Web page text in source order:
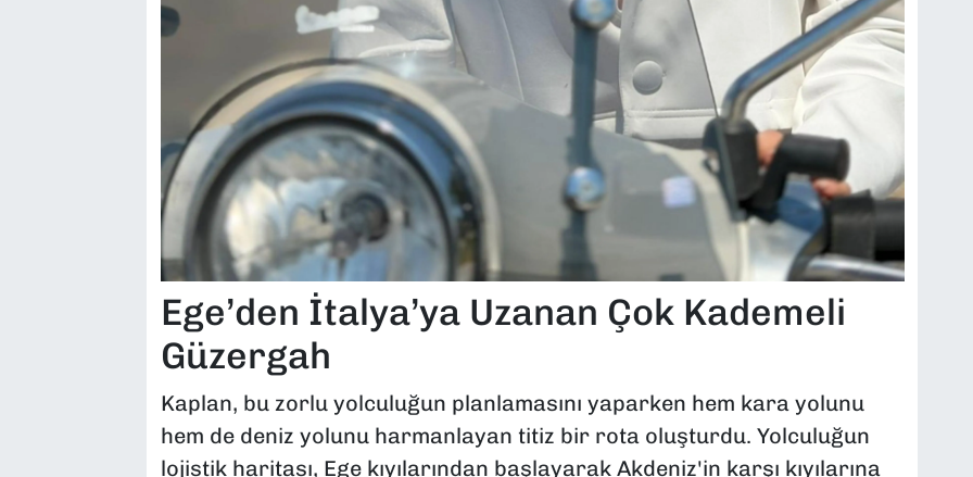
Ege’den İtalya’ya Uzanan Çok Kademeli
Güzergah
Kaplan, bu zorlu yolculuğun planlamasını yaparken hem kara yolunu
hem de deniz yolunu harmanlayan titiz bir rota oluşturdu. Yolculuğun
lojistik haritası, Ege kıyılarından başlayarak Akdeniz'in karşı kıyılarına